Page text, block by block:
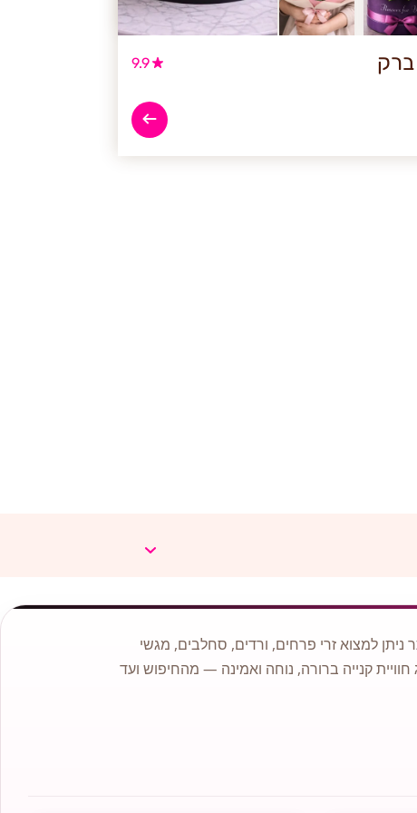
ברק 9.9
למצוא זרי פרחים, ורדים, סחלבים, מגשי
קנייה ברורה, נוחה ואמינה — מהחיפוש ועד